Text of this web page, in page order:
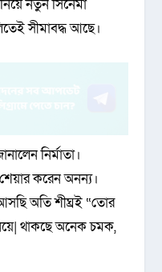
নতুন সিনেমা
সীমাবদ্ধ আছে।
নির্মাতা।
করেন অনন্য।
অতি শীঘ্রই “তোর
থাকছে অনেক চমক,